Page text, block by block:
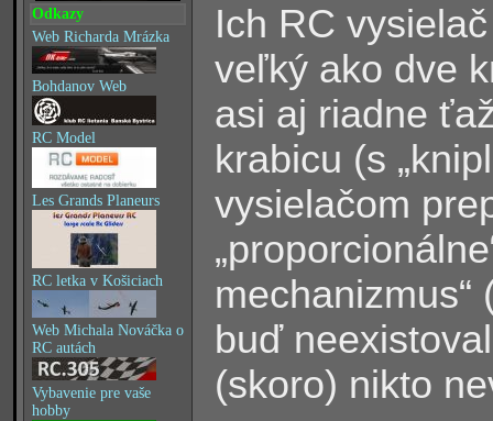
Odkazy
Web Richarda Mrázka
Bohdanov Web
RC Model
Les Grands Planeurs
RC letka v Košiciach
Web Michala Nováčka o
RC autách
Vybavenie pre vaše
hobby
Ich RC
veľký ako dve
asi aj riadne
krabicu (s
vysielačom
mechanizmus“
buď
(skoro) nikto